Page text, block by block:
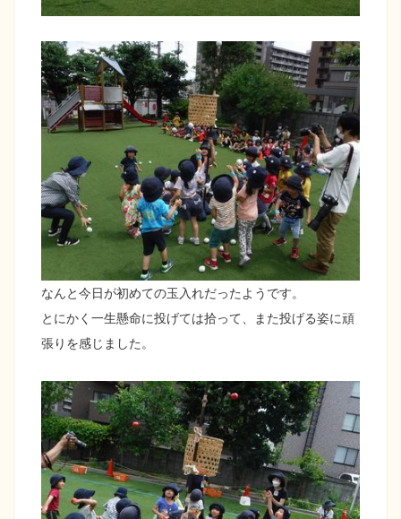
なんと今日が初めての玉入れだったようです。
とにかく一生懸命に投げては拾って、また投げる姿に頑
張りを感じました。